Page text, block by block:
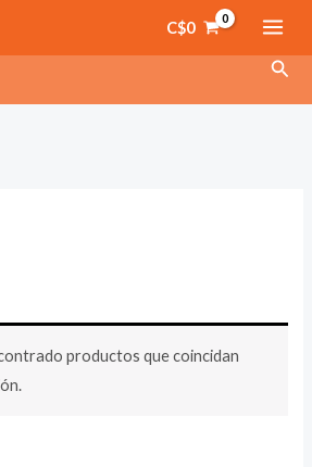
C$0
productos que coincidan